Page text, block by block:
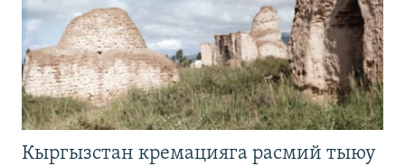
Кыргызстан кремацияга расмий тыюу